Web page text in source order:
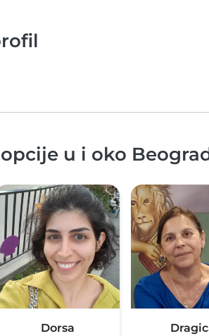
u i oko
Dorsa